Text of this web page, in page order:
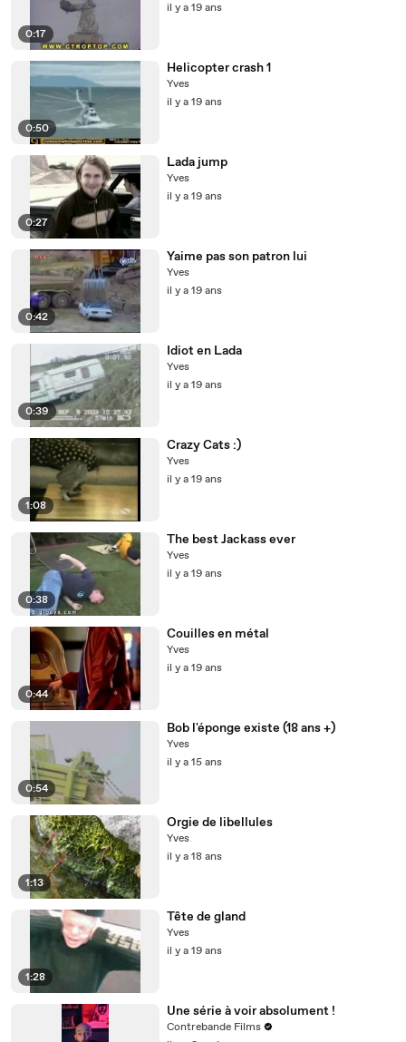
0:17
il y a 19 ans
0:50
Helicopter crash 1
Yves
il y a 19 ans
0:27
Lada jump
Yves
il y a 19 ans
0:42
Yaime pas son patron lui
Yves
il y a 19 ans
0:39
Idiot en Lada
Yves
il y a 19 ans
1:08
Crazy Cats :)
Yves
il y a 19 ans
0:38
The best Jackass ever
Yves
il y a 19 ans
0:44
Couilles en métal
Yves
il y a 19 ans
0:54
Bob l'éponge existe (18 ans +)
Yves
il y a 15 ans
1:13
Orgie de libellules
Yves
il y a 18 ans
1:28
Tête de gland
Yves
il y a 19 ans
Une série à voir absolument !
Contrebande Films